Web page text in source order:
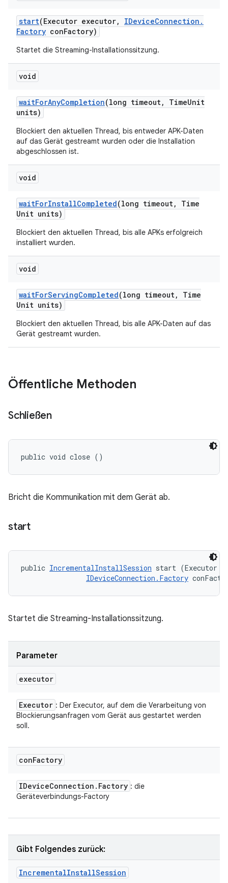
start(Executor executor, IDeviceConnection .
Factory conFactory)
Startet die Streaming-Installationssitzung.
void
waitForAnyCompletion(long timeout, TimeUnit
units)
Blockiert den aktuellen Thread, bis entweder APK-Daten
auf das Gerät gestreamt wurden oder die Installation
abgeschlossen ist.
void
waitForInstallCompleted(long timeout,
Time
Unit units)
Blockiert den aktuellen Thread, bis alle APKs erfolgreich
installiert wurden.
void
waitForServingCompleted(long timeout,
Time
Unit units)
Blockiert den aktuellen Thread, bis alle APK-Daten auf das
Gerät gestreamt wurden.
Öffentliche Methoden
Schließen
public void close ()
Bricht die Kommunikation mit dem Gerät ab.
start
public IncrementalInstallSession start (Executor
IDeviceConnection.Factory
Startet die Streaming-Installationssitzung.
Parameter
executor
Executor : Der Executor, auf dem die Verarbeitung von
Blockierungsanfragen vom Gerät aus gestartet werden
soll.
conFactory
IDeviceConnection . Factory : die
Geräteverbindungs-Factory
Gibt Folgendes zurück:
IncrementalInstallSession